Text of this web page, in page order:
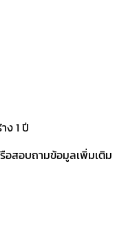
ง 1 ปี
อสอบถามข้อมูลเพิ่มเติม